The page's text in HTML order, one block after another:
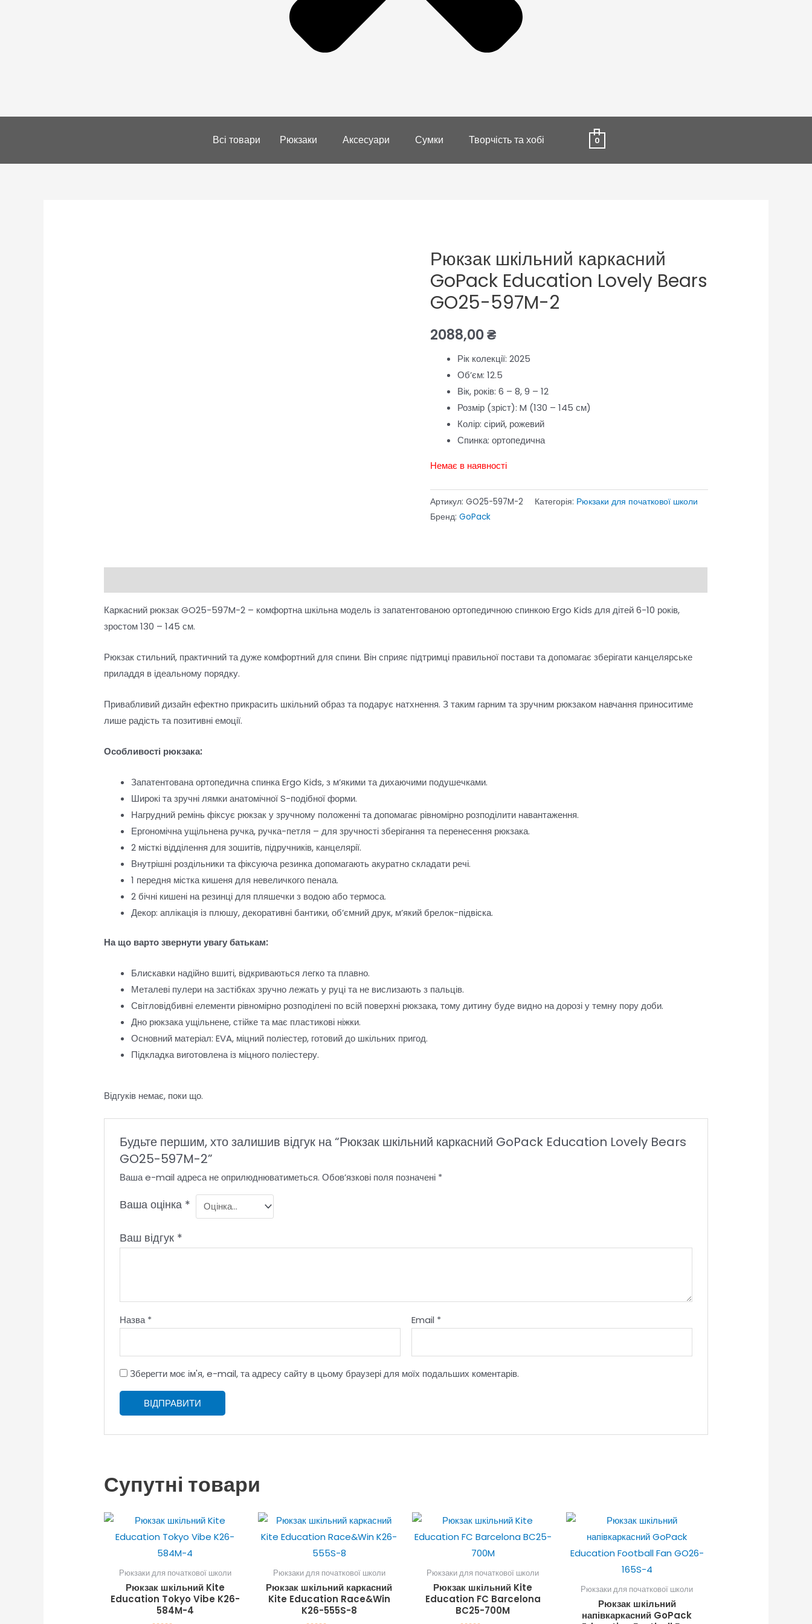
Всі товари Рюкзаки Аксесуари Сумки Творчість та хобі 0
Рюкзак шкільний каркасний
GoPack Education Lovely Bears
GO25-597M-2
2088,00₴
Рік колекції: 2025
Об’єм: 12.5
Вік, років: 6 – 8, 9 – 12
Розмір (зріст): M (130 – 145 см)
Колір: сірий, рожевий
Спинка: ортопедична
Немає в наявності
Артикул: GO25-597M-2 Категорія: Рюкзаки для початкової школи
Бренд: GoPack
Каркасний рюкзак GO25-597M-2 – комфортна шкільна модель із запатентованою ортопедичною спинкою Ergo Kids для дітей 6-10 років,
зростом 130 – 145 см.
Рюкзак стильний, практичний та дуже комфортний для спини. Він сприяє підтримці правильної постави та допомагає зберігати канцелярське
приладдя в ідеальному порядку.
Привабливий дизайн ефектно прикрасить шкільний образ та подарує натхнення. З таким гарним та зручним рюкзаком навчання приноситиме
лише радість та позитивні емоції.
Особливості рюкзака:
Запатентована ортопедична спинка Ergo Kids, з м’якими та дихаючими подушечками.
Широкі та зручні лямки анатомічної S-подібної форми.
Нагрудний ремінь фіксує рюкзак у зручному положенні та допомагає рівномірно розподілити навантаження.
Ергономічна ущільнена ручка, ручка-петля – для зручності зберігання та перенесення рюкзака.
2 місткі відділення для зошитів, підручників, канцелярії.
Внутрішні роздільники та фіксуюча резинка допомагають акуратно складати речі.
1 передня містка кишеня для невеличкого пенала.
2 бічні кишені на резинці для пляшечки з водою або термоса.
Декор: аплікація із плюшу, декоративні бантики, об’ємний друк, м’який брелок-підвіска.
На що варто звернути увагу батькам:
Блискавки надійно вшиті, відкриваються легко та плавно.
Металеві пулери на застібках зручно лежать у руці та не вислизають з пальців.
Світловідбивні елементи рівномірно розподілені по всій поверхні рюкзака, тому дитину буде видно на дорозі у темну пору доби.
Дно рюкзака ущільнене, стійке та має пластикові ніжки.
Основний матеріал: EVA, міцний поліестер, готовий до шкільних пригод.
Підкладка виготовлена із міцного поліестеру.
Відгуків немає, поки що.
Будьте першим, хто залишив відгук на “Рюкзак шкільний каркасний GoPack Education Lovely Bears
GO25-597M-2”
Ваша e-mail адреса не оприлюднюватиметься. Обов’язкові поля позначені *
Ваша оцінка *
Ваш відгук *
Назва* Email *
Зберегти моє ім'я, e-mail, та адресу сайту в цьому браузері для моїх подальших коментарів.
Супутні товари
Рюкзаки для початкової школи
Рюкзак шкільний Kite
Education Tokyo Vibe K26-
584M-4
Рюкзаки для початкової школи
Рюкзак шкільний каркасний
Kite Education Race&Win
K26-555S-8
Рюкзаки для початкової школи
Рюкзак шкільний Kite
Education FC Barcelona
BC25-700M
Рюкзаки для початкової школи
Рюкзак шкільний
напівкаркасний GoPack